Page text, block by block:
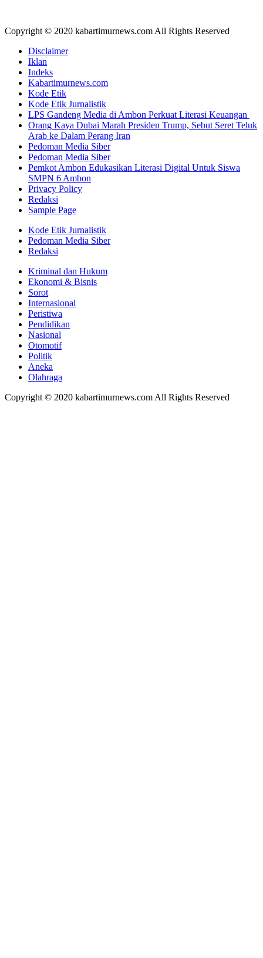
Copyright © 2020 kabartimurnews.com All Rights Reserved
Disclaimer
Iklan
Indeks
Kabartimurnews.com
Kode Etik
Kode Etik Jurnalistik
LPS Gandeng Media di Ambon Perkuat Literasi Keuangan
Orang Kaya Dubai Marah Presiden Trump, Sebut Seret Teluk
Arab ke Dalam Perang Iran
Pedoman Media Siber
Pedoman Media Siber
Pemkot Ambon Edukasikan Literasi Digital Untuk Siswa
SMPN 6 Ambon
Privacy Policy
Redaksi
Sample Page
Kode Etik Jurnalistik
Pedoman Media Siber
Redaksi
Kriminal dan Hukum
Ekonomi & Bisnis
Sorot
Internasional
Peristiwa
Pendidikan
Nasional
Otomotif
Politik
Aneka
Olahraga
Copyright © 2020 kabartimurnews.com All Rights Reserved